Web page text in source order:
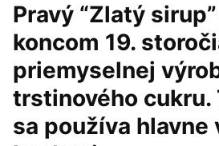
Pravý “Zlatý
koncom 19.
priemyselnej
trstinového cukru.
sa používa hlavne